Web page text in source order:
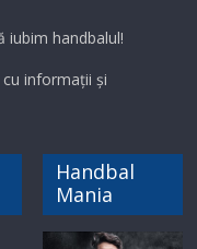
iubim handbalul!
informații și
Handbal
Mania